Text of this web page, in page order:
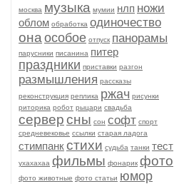
москва музыка мумии нлп ножи
облом обработка одиночество
она особое отпуск панорамы
парусники писанина питер
праздники приставки разгон
размышления рассказы
реконструкция реплика ржач рисунки
риторика робот рыцари свадьба
серверсны сон софт спорт
средневековье ссылки старая ладога
стимпанкстихи судьба танки тест
ухахахаа фильмы фонарик фото
фото животные фото статьи юмор